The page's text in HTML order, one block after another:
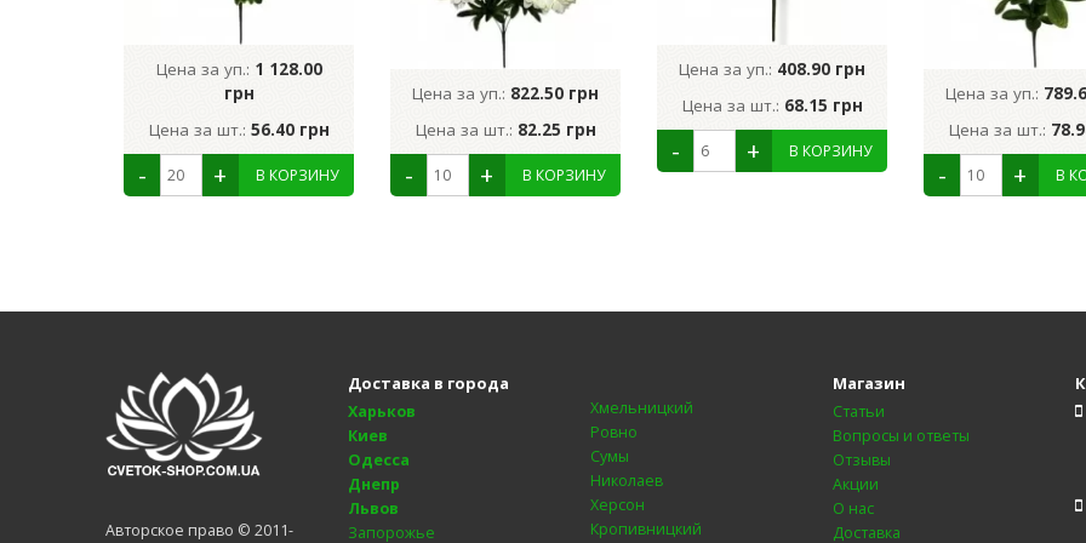
Цена за уп.: 1 128.00
грн
Цена за шт.: 56.40 грн
Цена за уп.: 822.50 грн
Цена за шт.: 82.25 грн
Цена за уп.: 408.90 грн
Цена за шт.: 68.15 грн
Цена за уп.:
Цена за шт.:
Авторское право © 2011-
Доставка в города
Харьков
Киев
Одесса
Днепр
Львов
Запорожье
Хмельницкий
Ровно
Сумы
Николаев
Херсон
Кропивницкий
Магазин
Статьи
Вопросы и ответы
Отзывы
Акции
О нас
Доставка